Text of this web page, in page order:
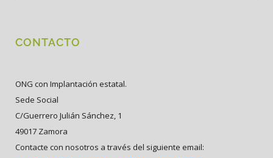
CONTACTO
ONG con Implantación estatal.
Sede Social
C/Guerrero Julián Sánchez, 1
49017 Zamora
Contacte con nosotros a través del siguiente email: